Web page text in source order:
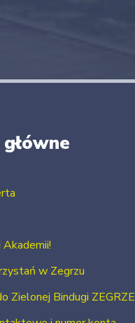
w Zegrzu
Zielonej Bindugi ZEGRZE